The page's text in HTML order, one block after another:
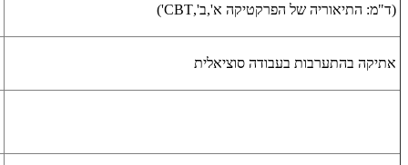
(ד"מ: התיאוריה של הפרקטיקה א',ב',CBT')
אתיקה בהתערבות בעבודה סוציאלית